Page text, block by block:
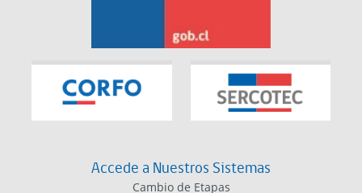
Accede a Nuestros Sistemas
Cambio de Etapas